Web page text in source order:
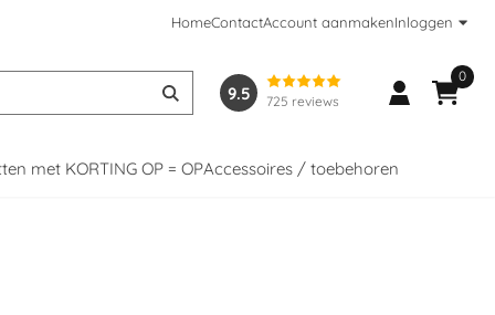
HomeContactAccount aanmakenInloggen
9.5 725 reviews
0
met KORTING OP = OPAccessoires / toebehoren